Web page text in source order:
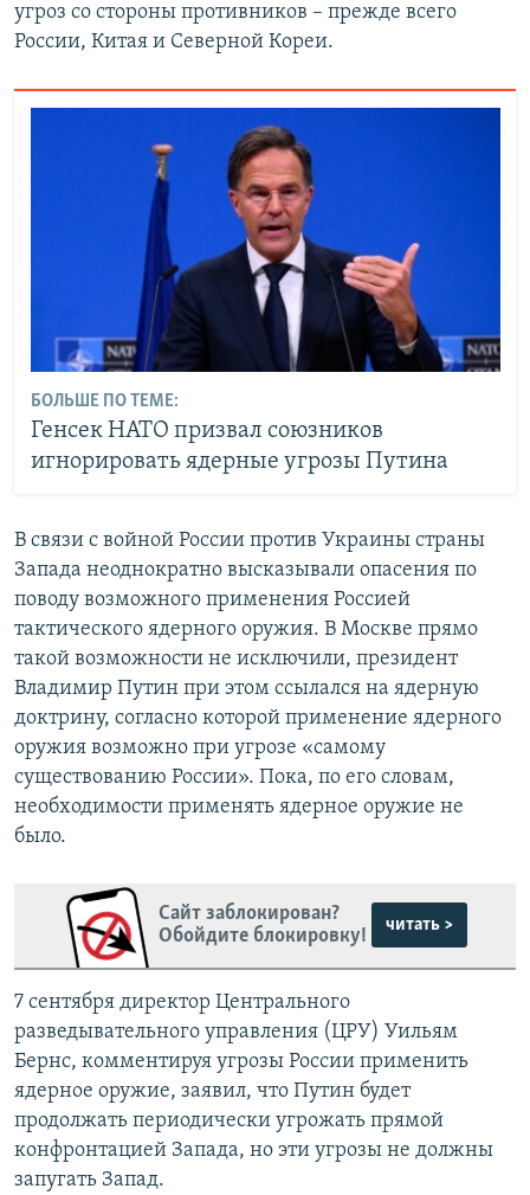
угроз со стороны противников – прежде всего
России, Китая и Северной Кореи.
БОЛЬШЕ ПО ТЕМЕ:
Генсек НАТО призвал союзников
игнорировать ядерные угрозы Путина
В связи с войной России против Украины страны
Запада неоднократно высказывали опасения по
поводу возможного применения Россией
тактического ядерного оружия. В Москве прямо
такой возможности не исключили, президент
Владимир Путин при этом ссылался на ядерную
доктрину, согласно которой применение ядерного
оружия возможно при угрозе «самому
существованию России». Пока, по его словам,
необходимости применять ядерное оружие не
было.
Сайт заблокирован?
Обойдите блокировку!
читать >
7 сентября директор Центрального
разведывательного управления (ЦРУ) Уильям
Бернс, комментируя угрозы России применить
ядерное оружие, заявил, что Путин будет
продолжать периодически угрожать прямой
конфронтацией Запада, но эти угрозы не должны
запугать Запад.